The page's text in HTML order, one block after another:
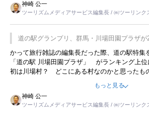
神崎 公一
ツーリズムメディアサービス編集長 / ㈱ツーリンク
道の駅グランプリ、群馬・川場田園プラザが
かって旅行雑誌の編集長だった際、道の駅特集
「道の駅 川場田園プラザ」 がランキング上
初は川場村？ どこにある村なのかと思ったも
永井 彰一社長にインタビューしたら、興味深い
した。プレゼンも巧みで、今でも思い出すこと
は、従業員に東京ディズニーランドを見学させ
の何かを理解してもらっていることです。 もう
もっと見る
神崎 公一
ツーリズムメディアサービス編集長 / ㈱ツーリンク